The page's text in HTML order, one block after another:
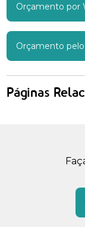
Orçamento por
Orçamento
Páginas